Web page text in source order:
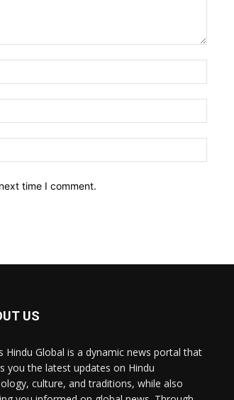
time I comment.
US
Hindu Global is a dynamic news portal that
you the latest updates on Hindu
culture, and traditions, while also